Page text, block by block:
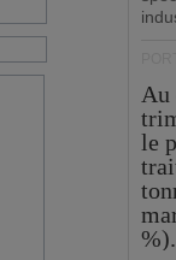
Au
le
%).